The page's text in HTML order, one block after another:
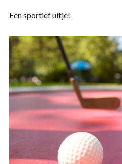
Een sportief uitje!